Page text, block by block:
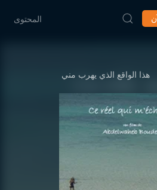
المحتوى
هذا الواقع الذي يهرب مني